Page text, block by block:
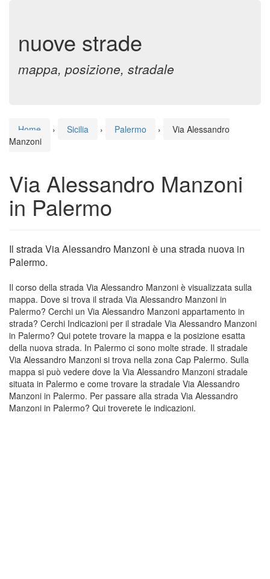
nuove strade
mappa, posizione, stradale
Home › Sicilia › Palermo ›
Via Alessandro
Manzoni
Via Alessandro Manzoni
in Palermo
Il strada Via Alessandro Manzoni è una strada nuova in
Palermo.
Il corso della strada Via Alessandro Manzoni è visualizzata sulla
mappa. Dove si trova il strada Via Alessandro Manzoni in
Palermo? Cerchi un Via Alessandro Manzoni appartamento in
strada? Cerchi Indicazioni per il stradale Via Alessandro Manzoni
in Palermo? Qui potete trovare la mappa e la posizione esatta
della nuova strada. In Palermo ci sono molte strade. Il stradale
Via Alessandro Manzoni si trova nella zona Cap Palermo. Sulla
mappa si può vedere dove la Via Alessandro Manzoni stradale
situata in Palermo e come trovare la stradale Via Alessandro
Manzoni in Palermo. Per passare alla strada Via Alessandro
Manzoni in Palermo? Qui troverete le indicazioni.